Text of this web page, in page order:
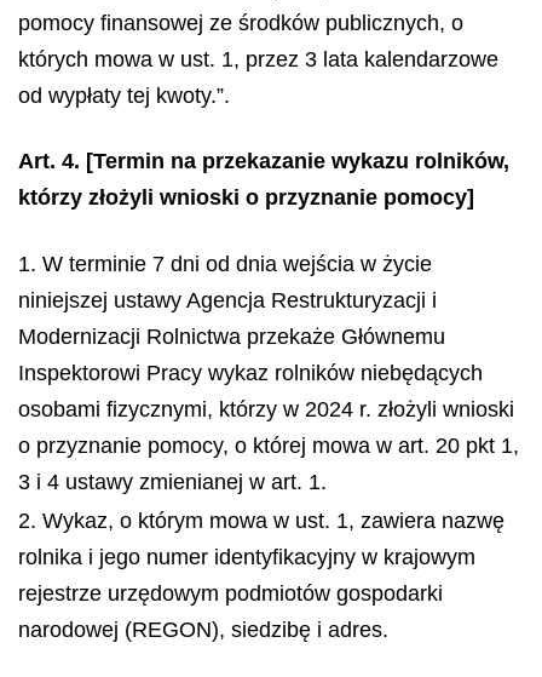
pomocy finansowej ze środków publicznych, o
których mowa w ust. 1, przez 3 lata kalendarzowe
od wypłaty tej kwoty.”.
Art. 4. [Termin na przekazanie wykazu rolników,
którzy złożyli wnioski o przyznanie pomocy]
1. W terminie 7 dni od dnia wejścia w życie
niniejszej ustawy Agencja Restrukturyzacji i
Modernizacji Rolnictwa przekaże Głównemu
Inspektorowi Pracy wykaz rolników niebędących
osobami fizycznymi, którzy w 2024 r. złożyli wnioski
o przyznanie pomocy, o której mowa w art. 20 pkt 1,
3 i 4 ustawy zmienianej w art. 1.
2. Wykaz, o którym mowa w ust. 1, zawiera nazwę
rolnika i jego numer identyfikacyjny w krajowym
rejestrze urzędowym podmiotów gospodarki
narodowej (REGON), siedzibę i adres.